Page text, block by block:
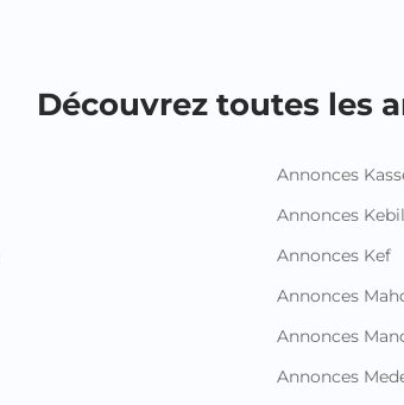
Découvrez toutes les
Annonces
Annonces
Annonces Kef
Annonces
Annonces
Annonces